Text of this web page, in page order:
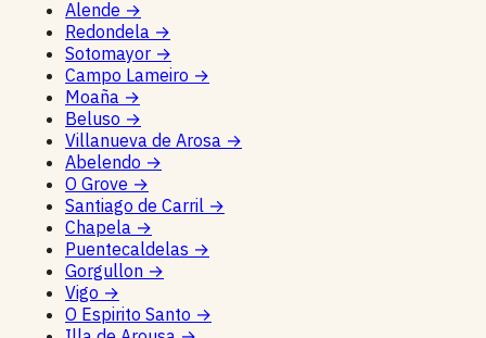
Alende →
Redondela →
Sotomayor →
Campo Lameiro →
Moaña →
Beluso →
Villanueva de Arosa →
Abelendo →
O Grove →
Santiago de Carril →
Chapela →
Puentecaldelas →
Gorgullon →
Vigo →
O Espirito Santo →